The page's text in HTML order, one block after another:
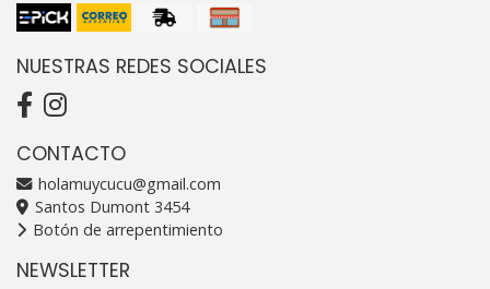
NUESTRAS REDES SOCIALES
CONTACTO
holamuycucu@gmail.com
Santos Dumont 3454
Botón de arrepentimiento
NEWSLETTER